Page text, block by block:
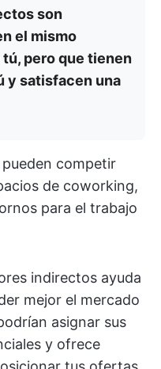
son
el mismo
pero que tienen
y satisfacen una
competir
de coworking,
para el trabajo
indirectos ayuda
mejor el mercado
asignar sus
y ofrece